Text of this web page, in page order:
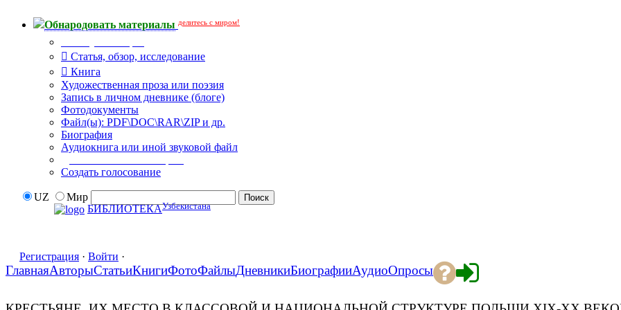
Обнародовать материалы делитесь с миром!
Статья, обзор, исследование
Книга
Художественная проза или поэзия
Запись в личном дневнике (блоге)
Фотодокументы
Файл(ы): PDF\DOC\RAR\ZIP и др.
Биография
Аудиокнига или иной звуковой файл
Создать голосование
UZ
Мир
БИБЛИОТЕКАУзбекистана
Регистрация · Войти ·
ГлавнаяАвторыСтатьиКнигиФотоФайлыДневникиБиографииАудиоОпросы